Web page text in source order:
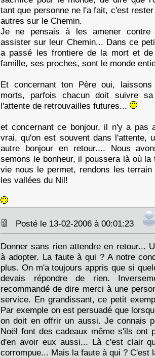
tant que personne ne l'a fait, c'est
autres sur le Chemin.
Je ne pensais à les amener
assister sur leur Chemin... Dans ce
a passé les frontiere de la mort et
famille, ses proches, sont le monde
Et concernant ton Père oui,
morts, parfois chacun doit suivre
l'attente de retrouvailles futures...
et concernant ce bonjour, il n'y a pas
vrai, qu'on est souvent dans l'attente,
autre bonjour en retour.... Nous
semons le bonheur, il poussera là où
vie nous le permet, rendons les
les vallées du Nil!
Posté le 13-02-2006 à 00:01:23
Donner sans rien attendre en retour...
à adopter. La faute à qui ? A notre
plus. On m'a toujours appris que si
devais répondre de rien.
recommandé de dire merci à une
service. En grandissant, ce petit
Par exemple on est persuadé que
on doit en offrir un aussi. Je connais
Noël font des cadeaux même s'ils ont
d'en avoir eux aussi... Là c'est clair
corrompue... Mais la faute à qui ? C'est